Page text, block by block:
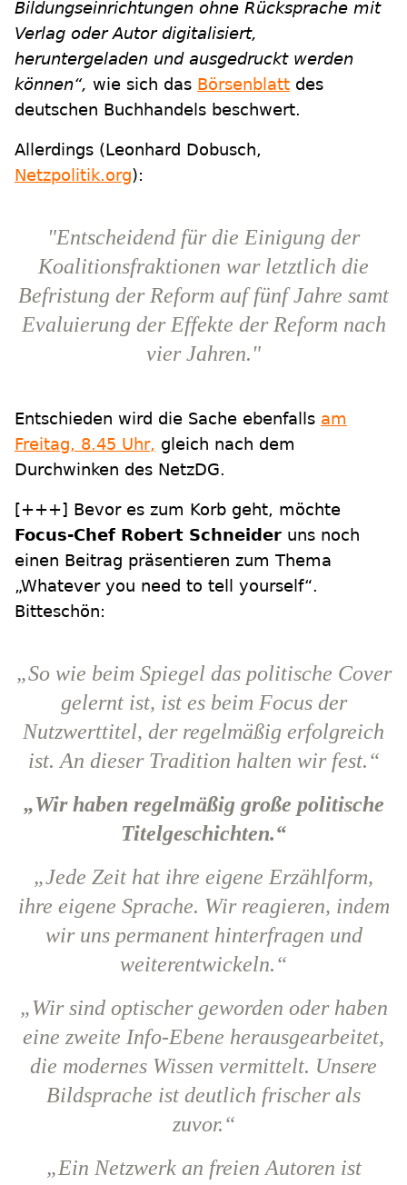
Bildungseinrichtungen ohne Rücksprache mit
Verlag oder Autor digitalisiert,
heruntergeladen und ausgedruckt werden
können“, wie sich das Börsenblatt des
deutschen Buchhandels beschwert.
Allerdings (Leonhard Dobusch,
Netzpolitik.org):
"Entscheidend für die Einigung der
Koalitionsfraktionen war letztlich die
Befristung der Reform auf fünf Jahre samt
Evaluierung der Effekte der Reform nach
vier Jahren."
Entschieden wird die Sache ebenfalls am
Freitag, 8.45 Uhr, gleich nach dem
Durchwinken des NetzDG.
[+++] Bevor es zum Korb geht, möchte
Focus-Chef Robert Schneider uns noch
einen Beitrag präsentieren zum Thema
„Whatever you need to tell yourself“.
Bitteschön:
„So wie beim Spiegel das politische Cover
gelernt ist, ist es beim Focus der
Nutzwerttitel, der regelmäßig erfolgreich
ist. An dieser Tradition halten wir fest.“
„Wir haben regelmäßig große politische
Titelgeschichten.“
„Jede Zeit hat ihre eigene Erzählform,
ihre eigene Sprache. Wir reagieren, indem
wir uns permanent hinterfragen und
weiterentwickeln.“
„Wir sind optischer geworden oder haben
eine zweite Info-Ebene herausgearbeitet,
die modernes Wissen vermittelt. Unsere
Bildsprache ist deutlich frischer als
zuvor.“
„Ein Netzwerk an freien Autoren ist